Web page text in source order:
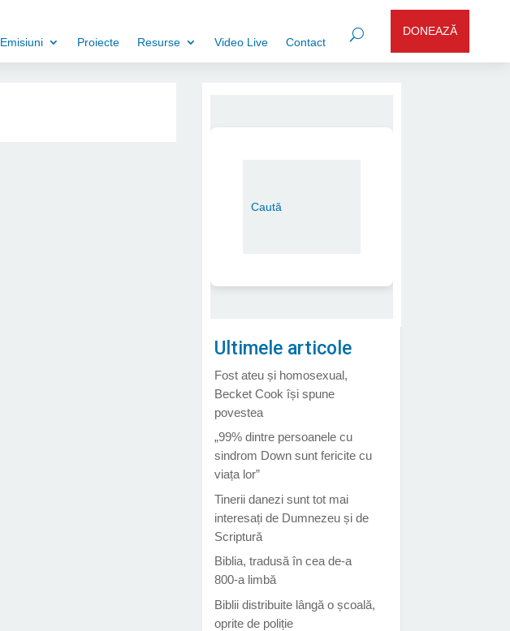
Emisiuni Proiecte Resurse Video Live Contact
DONEAZĂ
Ultimele articole
Fost ateu și homosexual,
Becket Cook își spune
povestea
„99% dintre persoanele cu
sindrom Down sunt fericite cu
viața lor”
Tinerii danezi sunt tot mai
interesați de Dumnezeu și de
Scriptură
Biblia, tradusă în cea de-a
800-a limbă
Biblii distribuite lângă o școală,
oprite de poliție